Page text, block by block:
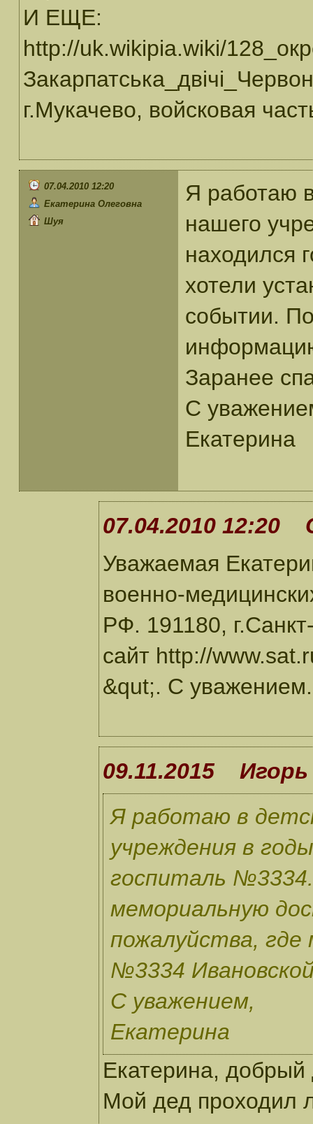
И ЕЩЕ:
http://uk.wikipia.wiki/
г.Мукачево, войсковая
07.04.2010 12:20
Екатерина Олеговна
Шуя
Я работаю
нашего
находился
хотели
событии.
Заранее
С
Екатерина
07.04.2010 12:20
Уважаемая
военно-
РФ. 191180,
сайт http://
&qut;. С уважением.
09.11.2015 Игорь
Я работаю в
учреждения в
госпиталь
мемориальную
пожалуйства,
№3334
С уважением,
Екатерина
Екатерина, добрый
Мой дед проходил